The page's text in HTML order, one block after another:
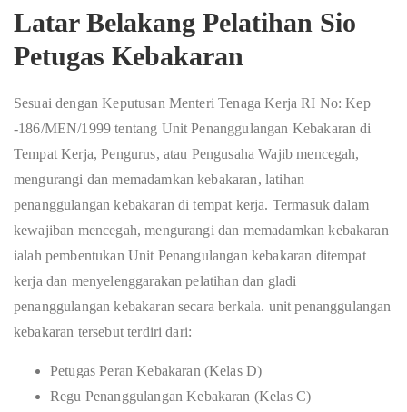
Latar Belakang Pelatihan Sio
Petugas Kebakaran
Sesuai dengan Keputusan Menteri Tenaga Kerja RI No: Kep
-186/MEN/1999 tentang Unit Penanggulangan Kebakaran di
Tempat Kerja, Pengurus, atau Pengusaha Wajib mencegah,
mengurangi dan memadamkan kebakaran, latihan
penanggulangan kebakaran di tempat kerja. Termasuk dalam
kewajiban mencegah, mengurangi dan memadamkan kebakaran
ialah pembentukan Unit Penangulangan kebakaran ditempat
kerja dan menyelenggarakan pelatihan dan gladi
penanggulangan kebakaran secara berkala. unit penanggulangan
kebakaran tersebut terdiri dari:
Petugas Peran Kebakaran (Kelas D)
Regu Penanggulangan Kebakaran (Kelas C)